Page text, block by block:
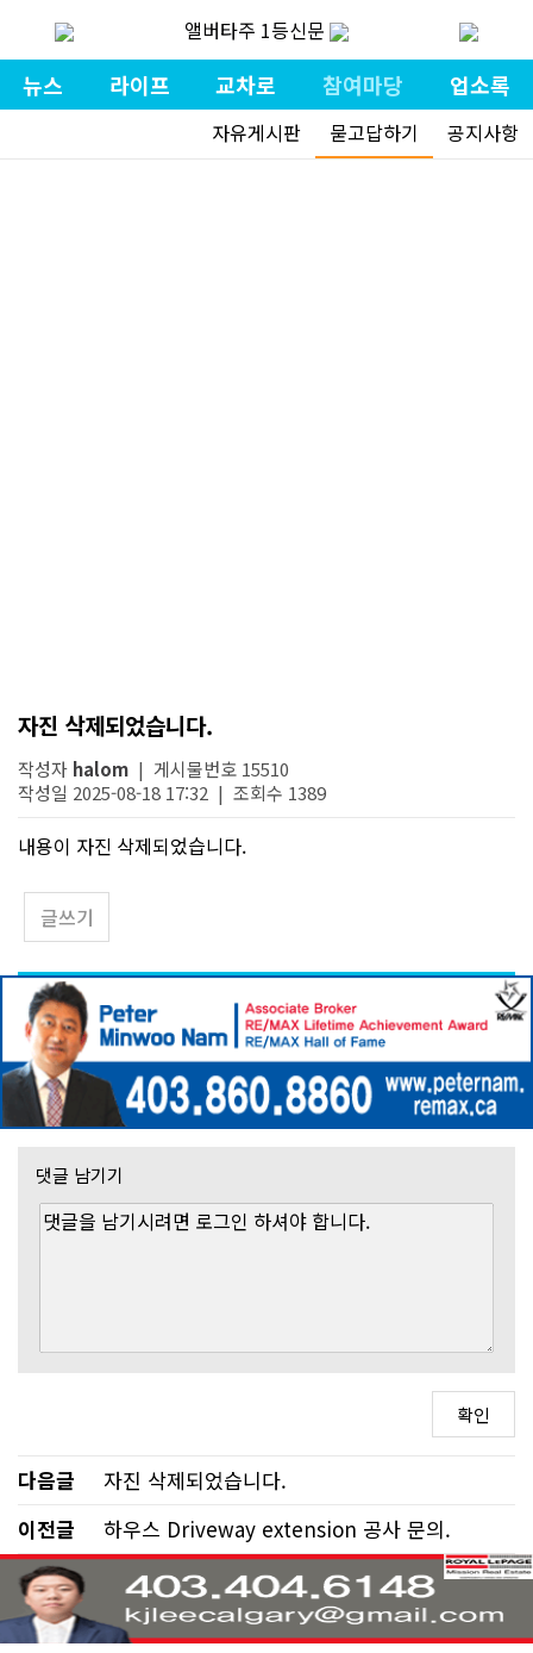
앨버타주 1등신문
뉴스 라이프 교차로 참여마당 업소록
자유게시판 묻고답하기 공지사항
자진 삭제되었습니다.
작성자 halom | 게시물번호 15510
작성일 2025-08-18 17:32 | 조회수 1389
내용이 자진 삭제되었습니다.
글쓰기
댓글 남기기
다음글
자진 삭제되었습니다.
이전글
하우스 Driveway extension 공사 문의.